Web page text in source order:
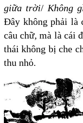
giữa trời/ Không
Đây không phải là
câu chữ, mà là cái
thái không bị che
thu nhỏ.